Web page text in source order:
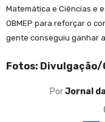
Matemática e Ciências e
OBMEP para reforçar o
gente conseguiu ganhar
Fotos:
PorJornal